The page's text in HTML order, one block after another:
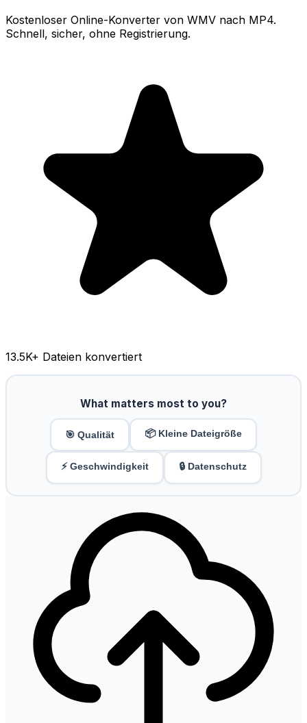
Kostenloser Online-Konverter von WMV nach MP4.
Schnell, sicher, ohne Registrierung.
13.5K+ Dateien konvertiert
What matters most to you?
🎯 Qualität 📦 Kleine Dateigröße
⚡ Geschwindigkeit 🔒 Datenschutz